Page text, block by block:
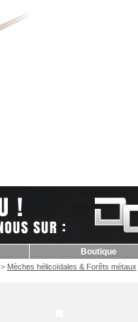
Boutique
> Mèches hélicoïdales & Forêts métaux